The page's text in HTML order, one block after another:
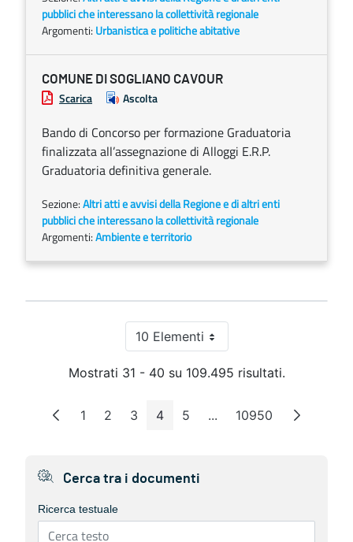
pubblici che interessano la collettività regionale
Argomenti: Urbanistica e politiche abitative
COMUNE DI SOGLIANO CAVOUR
Scarica Ascolta
Bando di Concorso per formazione Graduatoria
finalizzata all’assegnazione di Alloggi E.R.P.
Graduatoria definitiva generale.
Sezione:Altri atti e avvisi della Regione e di altri enti
pubblici che interessano la collettività regionale
Argomenti:Ambiente e territorio
10 ElementiPer pagina
Mostrati 31 - 40 su 109.495 risultati.
Pagina
1 Pagina
2 Pagina
3 Pagina
4 Pagina
5 ...Pagine intermedie
Pagina
10950
Cerca tra i documenti
Ricerca testuale